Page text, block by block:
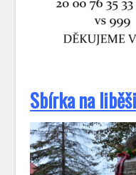
Sbírka na